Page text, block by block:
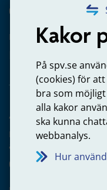
Kakor
På spv.se
(cookies) för
bra som
alla kakor
ska kunna
webbanalys.
Hur
020-65 00 65
Kontakta oss
Arbetsgivare
Frågor om
anställning
060-18 75 03